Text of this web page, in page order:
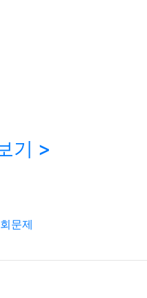
기 >
문제